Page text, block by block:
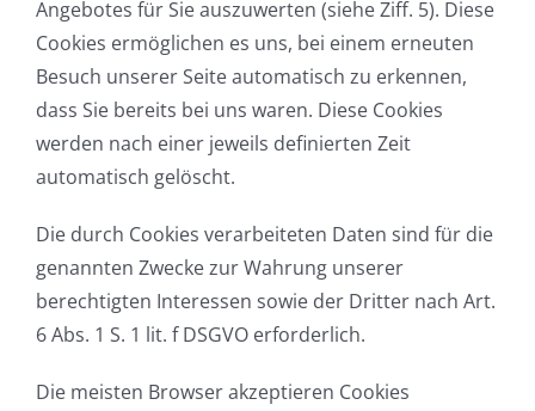
Angebotes für Sie auszuwerten (siehe Ziff. 5). Diese
Cookies ermöglichen es uns, bei einem erneuten
Besuch unserer Seite automatisch zu erkennen,
dass Sie bereits bei uns waren. Diese Cookies
werden nach einer jeweils definierten Zeit
automatisch gelöscht.
Die durch Cookies verarbeiteten Daten sind für die
genannten Zwecke zur Wahrung unserer
berechtigten Interessen sowie der Dritter nach Art.
6 Abs. 1 S. 1 lit. f DSGVO erforderlich.
Die meisten Browser akzeptieren Cookies